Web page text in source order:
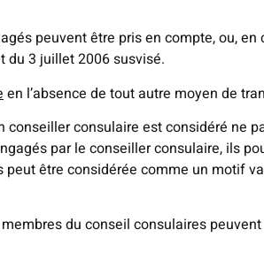
peuvent être pris en compte, ou, en
du 3 juillet 2006 susvisé.
en l’absence de tout autre moyen de
consulaire est considéré ne
par le conseiller consulaire, ils
être considérée comme un motif
du conseil consulaires